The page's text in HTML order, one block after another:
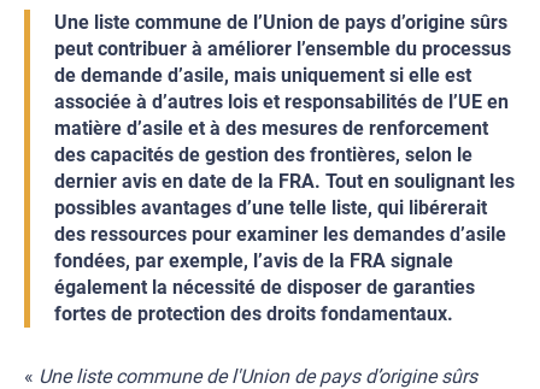
Une liste commune de l’Union de pays d’origine sûrs
peut contribuer à améliorer l’ensemble du processus
de demande d’asile, mais uniquement si elle est
associée à d’autres lois et responsabilités de l’UE en
matière d’asile et à des mesures de renforcement
des capacités de gestion des frontières, selon le
dernier avis en date de la FRA. Tout en soulignant les
possibles avantages d’une telle liste, qui libérerait
des ressources pour examiner les demandes d’asile
fondées, par exemple, l’avis de la FRA signale
également la nécessité de disposer de garanties
fortes de protection des droits fondamentaux.
« Une liste commune de l'Union de pays d’origine sûrs